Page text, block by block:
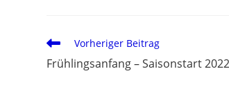
Vorheriger Beitrag
Frühlingsanfang – Saisonstart 2022